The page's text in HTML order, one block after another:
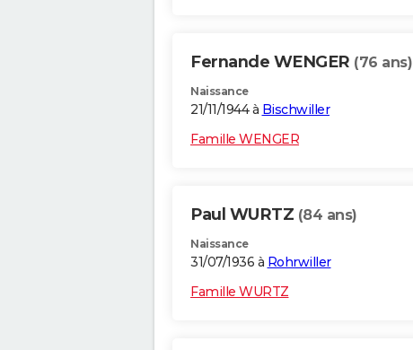
Fernande WENGER (76 ans)
Naissance
21/11/1944 à Bischwiller
Famille WENGER
Paul WURTZ (84 ans)
Naissance
31/07/1936 à Rohrwiller
Famille WURTZ